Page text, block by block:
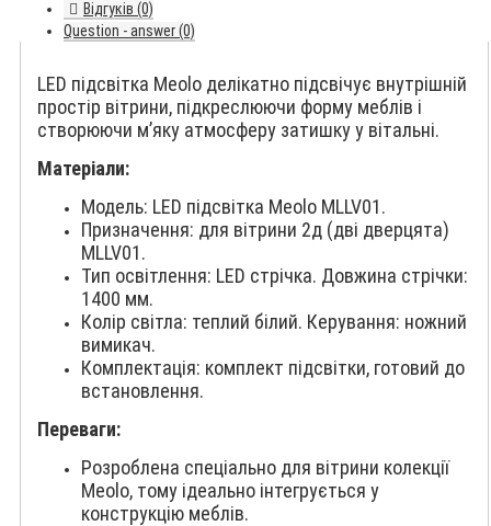
Відгуків (0)
Question - answer (0)
LED підсвітка Meolo делікатно підсвічує внутрішній
простір вітрини, підкреслюючи форму меблів і
створюючи м’яку атмосферу затишку у вітальні.
Матеріали:
Модель: LED підсвітка Meolo MLLV01.
Призначення: для вітрини 2д (дві дверцята)
MLLV01.
Тип освітлення: LED стрічка. Довжина стрічки:
1400 мм.
Колір світла: теплий білий. Керування: ножний
вимикач.
Комплектація: комплект підсвітки, готовий до
встановлення.
Переваги:
Розроблена спеціально для вітрини колекції
Meolo, тому ідеально інтегрується у
конструкцію меблів.